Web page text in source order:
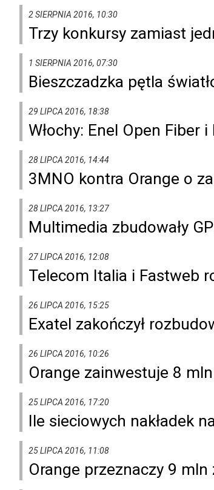
2 SIERPNIA 2016, 10:30
Trzy konkursy zamiast
1 SIERPNIA 2016, 07:30
Bieszczadzka pętla
29 LIPCA 2016, 18:38
Włochy: Enel Open Fiber
28 LIPCA 2016, 14:44
3MNO kontra Orange o
28 LIPCA 2016, 13:27
Multimedia zbudowały
27 LIPCA 2016, 12:08
Telecom Italia i Fastweb
26 LIPCA 2016, 15:25
Exatel zakończył
26 LIPCA 2016, 10:26
Orange zainwestuje 8
25 LIPCA 2016, 17:20
Ile sieciowych nakładek
25 LIPCA 2016, 11:08
Orange przeznaczy 9